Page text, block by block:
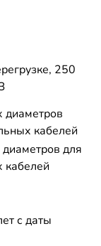
250
кабелей
для
с даты